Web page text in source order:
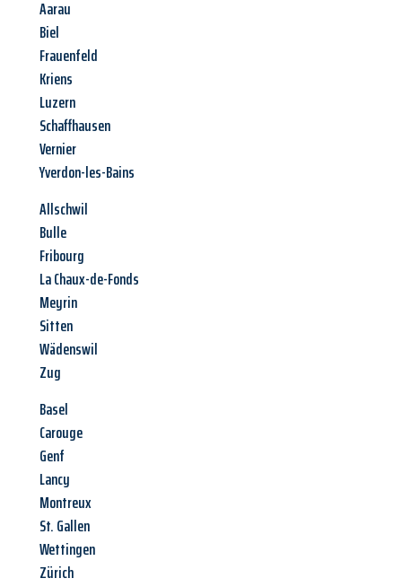
Aarau
Biel
Frauenfeld
Kriens
Luzern
Schaffhausen
Vernier
Yverdon-les-Bains
Allschwil
Bulle
Fribourg
La Chaux-de-Fonds
Meyrin
Sitten
Wädenswil
Zug
Basel
Carouge
Genf
Lancy
Montreux
St. Gallen
Wettingen
Zürich